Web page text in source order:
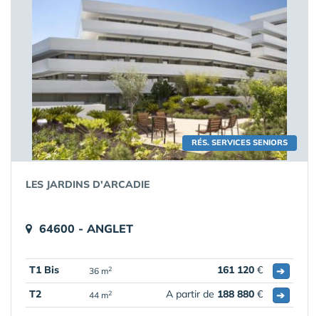
RÉS. SERVICES SENIORS
LES JARDINS D'ARCADIE
64600 - ANGLET
T1 Bis 36 m2 161 120 €
➔
T2
44 m2 A partir de 188 880 € ➔